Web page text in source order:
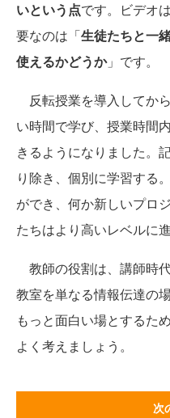
いという点です。ビデオ
要なのは「生徒たちと一
使えるかどうか」です。
反転授業を導入してか
い時間で学び、授業時間
きるようになりました。
り除き、個別に学習する
ができ、何か新しいプロ
たちはより高いレベルに
教師の役割は、講師時
教室を単なる情報伝達の
もっと面白い場とするた
よく考えましょう。
次